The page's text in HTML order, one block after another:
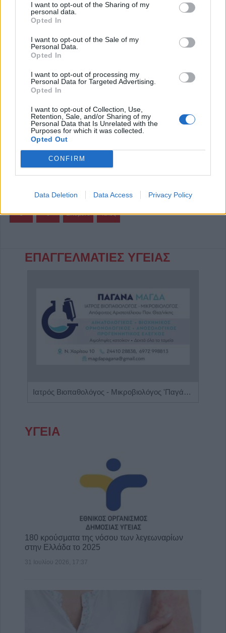
I want to opt-out of the Sharing of my
personal data.
Opted In
I want to opt-out of the Sale of my
Personal Data.
Opted In
I want to opt-out of processing my
Personal Data for Targeted Advertising.
Opted In
I want to opt-out of Collection, Use,
Retention, Sale, and/or Sharing of my
Personal Data that Is Unrelated with the
Purposes for which it was collected.
Opted Out
CONFIRM
Data Deletion Data Access Privacy Policy
Μητροπόλεως Καρδίτσας
Την Τετάρτη 9 Απριλίου 2025, πραγματοποιήθηκε
διδακτική επίσκεψη στο Γηροκομείο της Ιεράς
του Τομέα Υγείας, Πρόνοιας & Ευεξίας του 1ου Εσπερινού
ΝΟΣΗΛΕΥΤΙΚΗ: Επαφή του μαθητή με την τρίτη ηλικία.
Κατηγορία Εκδηλώσεις 10 Απρ 2025
5 6 Επόμενο Τέλος Σελίδα 1 από 6
ΕΠΑΓΓΕΛΜΑΤΙΕΣ ΥΓΕΙΑΣ
Ιατρός Βιοπαθολόγος - Μικροβιολόγος 'Παγάνα Μάγδα'
ΥΓΕΙΑ
180 κρούσματα της νόσου των λεγεωναρίων
στην Ελλάδα το 2025
31 Ιουλίου 2026, 17:37